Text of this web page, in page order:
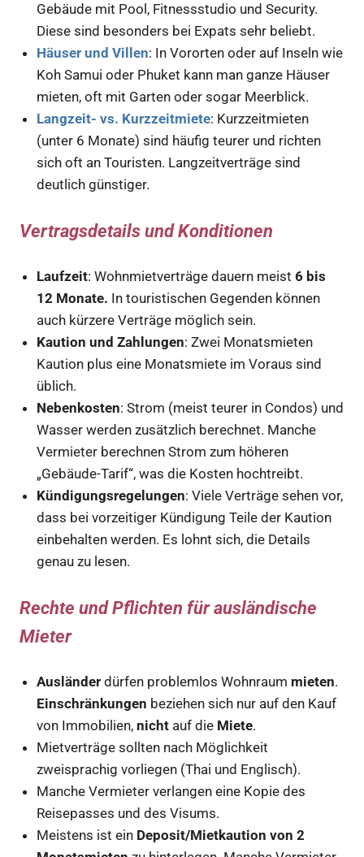
Gebäude mit Pool, Fitnessstudio und Security.
Diese sind besonders bei Expats sehr beliebt.
Häuser und Villen: In Vororten oder auf Inseln wie
Koh Samui oder Phuket kann man ganze Häuser
mieten, oft mit Garten oder sogar Meerblick.
Langzeit- vs. Kurzzeitmiete: Kurzzeitmieten
(unter 6 Monate) sind häufig teurer und richten
sich oft an Touristen. Langzeitverträge sind
deutlich günstiger.
Vertragsdetails und Konditionen
Laufzeit: Wohnmietverträge dauern meist6 bis
12 Monate. In touristischen Gegenden können
auch kürzere Verträge möglich sein.
Kaution und Zahlungen: Zwei Monatsmieten
Kaution plus eine Monatsmiete im Voraus sind
üblich.
Nebenkosten: Strom (meist teurer in Condos) und
Wasser werden zusätzlich berechnet. Manche
Vermieter berechnen Strom zum höheren
„Gebäude-Tarif“, was die Kosten hochtreibt.
Kündigungsregelungen: Viele Verträge sehen vor,
dass bei vorzeitiger Kündigung Teile der Kaution
einbehalten werden. Es lohnt sich, die Details
genau zu lesen.
Rechte und Pflichten für ausländische
Mieter
Ausländerdürfen problemlos Wohnraum mieten.
Einschränkungen beziehen sich nur auf den Kauf
von Immobilien,nicht auf die Miete.
Mietverträge sollten nach Möglichkeit
zweisprachig vorliegen (Thai und Englisch).
Manche Vermieter verlangen eine Kopie des
Reisepasses und des Visums.
Meistens ist ein Deposit/Mietkaution von 2